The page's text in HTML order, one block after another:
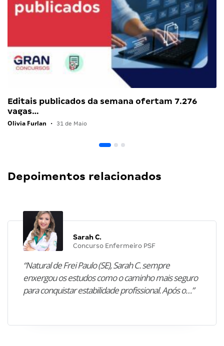
Editais publicados da semana ofertam 7.276
vagas…
Olivia Furlan • 31 de Maio
Depoimentos relacionados
Sarah C.
Concurso Enfermeiro PSF
“Natural de Frei Paulo (SE), Sarah C. sempre
enxergou os estudos como o caminho mais seguro
para conquistar estabilidade profissional. Após o…”